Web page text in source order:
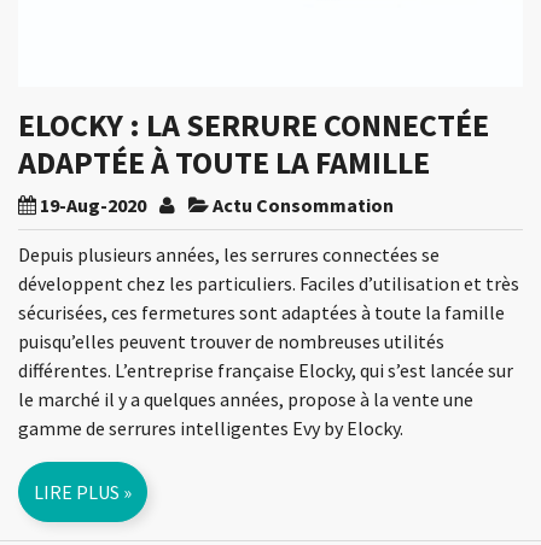
ELOCKY : LA SERRURE CONNECTÉE
ADAPTÉE À TOUTE LA FAMILLE
19-Aug-2020 Actu Consommation
Depuis plusieurs années, les serrures connectées se
développent chez les particuliers. Faciles d’utilisation et très
sécurisées, ces fermetures sont adaptées à toute la famille
puisqu’elles peuvent trouver de nombreuses utilités
différentes. L’entreprise française Elocky, qui s’est lancée sur
le marché il y a quelques années, propose à la vente une
gamme de serrures intelligentes Evy by Elocky.
LIRE PLUS »